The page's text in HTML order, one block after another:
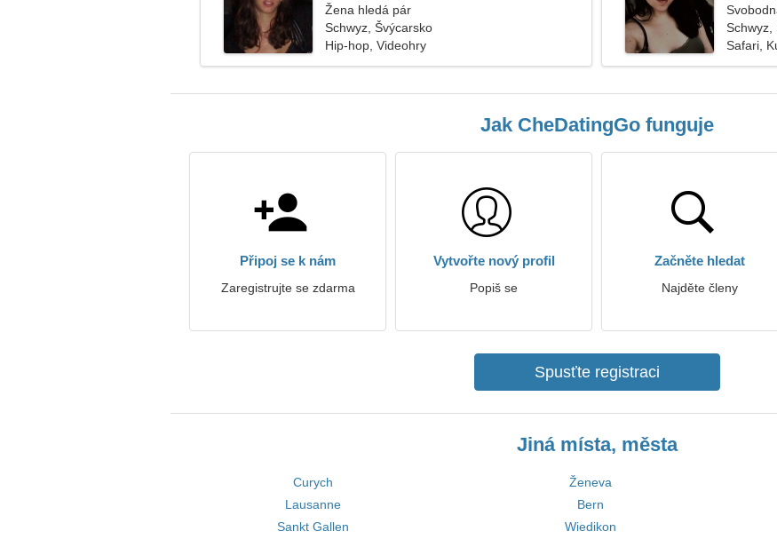
Žena hledá pár
Schwyz, Švýcarsko
Hip-hop, Videohry
Schwyz,
Safari,
Jak CheDatingGo funguje
Připoj se k nám
Zaregistrujte se zdarma
Vytvořte nový profil
Popiš se
Začněte hledat
Najděte členy
Spusťte registraci
Jiná místa, města
Curych Ženeva
Lausanne
Bern
Sankt Gallen
Wiedikon